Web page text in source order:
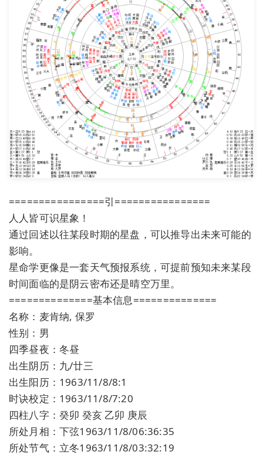
================引================
人人皆可识星象！
通过回述以往某段时期的星盘，可以推导出未来可能的
影响。
星命学更像是一套天气预报系统，可提前预知未来某段
时间面临的是阴云密布还是晴空万里。
==============基本信息==============
名称：麦肯纳, 保罗
性别：男
四季昼夜：冬昼
出生阴历：九/廿三
出生阳历：1963/11/8/8:1
时诀校定：1963/11/8/7:20
四柱八字：癸卯 癸亥 乙卯 庚辰
所处月相：下弦1963/11/8/06:36:35
所处节气：立冬1963/11/8/03:32:19